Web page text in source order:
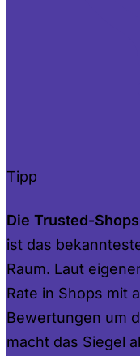
Tipp
Die Trusted-
ist das
Raum. Laut
Rate in Shops mit
Bewertungen um
macht das Siegel